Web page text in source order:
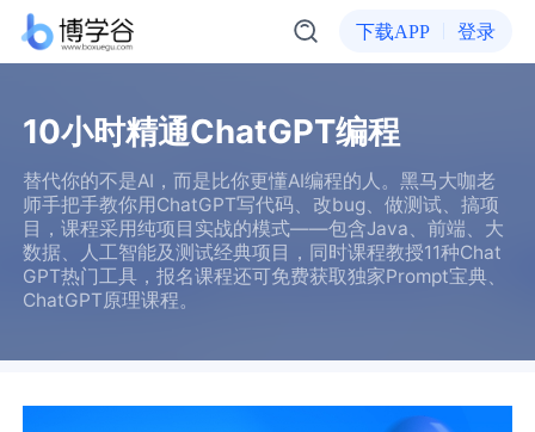
下载APP 登录
10小时精通ChatGPT编程
替代你的不是AI，而是比你更懂AI编程的人。黑马大咖老
师手把手教你用ChatGPT写代码、改bug、做测试、搞项
目，课程采用纯项目实战的模式——包含Java、前端、大
数据、人工智能及测试经典项目，同时课程教授11种Chat
GPT热门工具，报名课程还可免费获取独家Prompt宝典、
ChatGPT原理课程。